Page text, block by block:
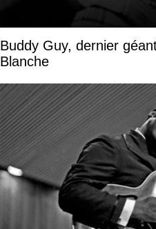
Buddy Guy, dernier
Blanche